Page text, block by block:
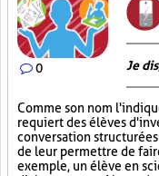
0 Je
Comme son nom
requiert des élèves
conversation structurée
de leur permettre de
exemple, un élève en